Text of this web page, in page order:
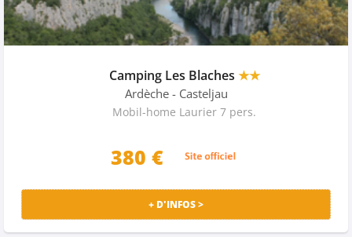
Camping Les Blaches ★★
Ardèche - Casteljau
Mobil-home Laurier 7 pers.
380 €
+ D'INFOS >